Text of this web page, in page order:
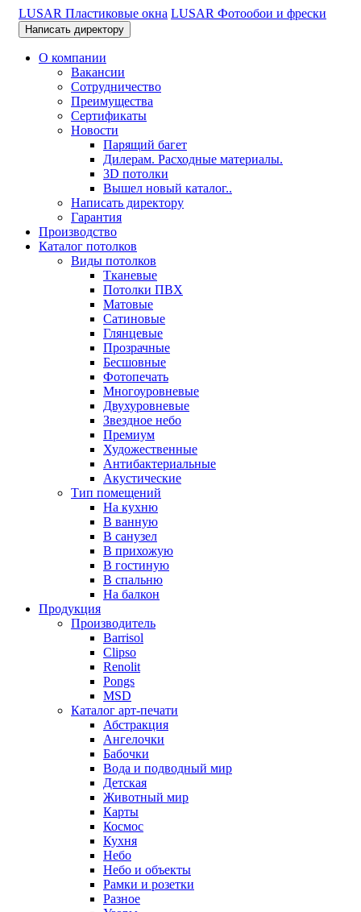
LUSAR Пластиковые окна LUSAR Фотообои и фрески
Написать директору
О компании
Вакансии
Сотрудничество
Преимущества
Сертификаты
Новости
Парящий багет
Дилерам. Расходные материалы.
3D потолки
Вышел новый каталог..
Написать директору
Гарантия
Производство
Каталог потолков
Виды потолков
Тканевые
Потолки ПВХ
Матовые
Сатиновые
Глянцевые
Прозрачные
Бесшовные
Фотопечать
Многоуровневые
Двухуровневые
Звездное небо
Премиум
Художественные
Антибактериальные
Акустические
Тип помещений
На кухню
В ванную
В санузел
В прихожую
В гостиную
В спальню
На балкон
Продукция
Производитель
Barrisol
Clipso
Renolit
Pongs
MSD
Каталог арт-печати
Абстракция
Ангелочки
Бабочки
Вода и подводный мир
Детская
Животный мир
Карты
Космос
Кухня
Небо
Небо и объекты
Рамки и розетки
Разное